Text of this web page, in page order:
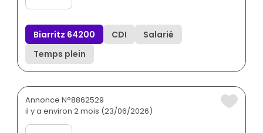
Biarritz 64200 CDI
Salarié
Temps plein
Annonce N°8862529
il y a environ 2 mois (23/06/2026)